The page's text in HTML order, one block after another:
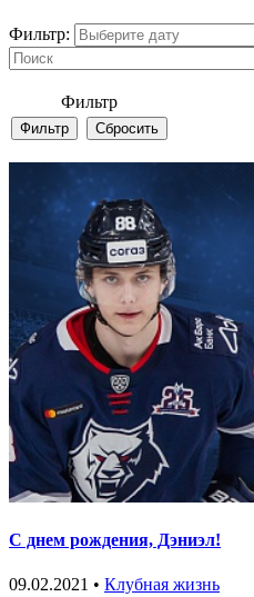
Фильтр:
Фильтр
С днем рождения, Дэниэл!
09.02.2021 • Клубная жизнь